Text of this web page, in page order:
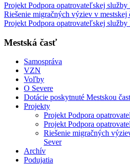
Projekt Podpora opatrovateľskej služby
Riešenie migračných výziev v mestskej
Projekt Podpora opatrovateľskej služby
Mestská časť
Samospráva
VZN
Voľby
O Severe
Dotácie poskytnuté Mestskou
Projekty
Projekt Podpora
Projekt Podpora
Riešenie migračných
Sever
Archív
Podujatia